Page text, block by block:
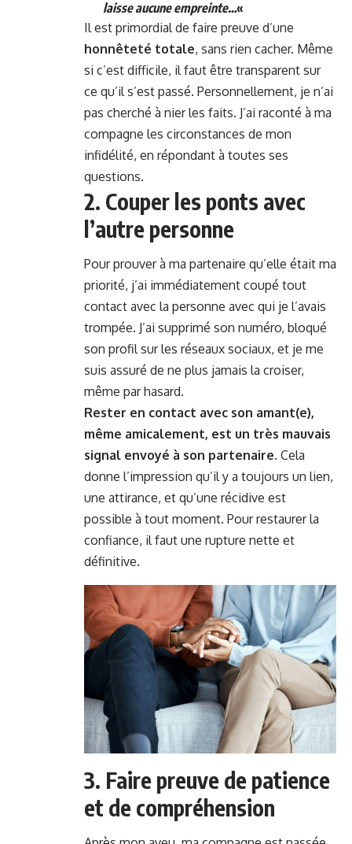
laisse aucune empreinte…«
Il est primordial de faire preuve d’une
honnêteté totale, sans rien cacher. Même
si c’est difficile, il faut être transparent sur
ce qu’il s’est passé. Personnellement, je n’ai
pas cherché à nier les faits. J’ai raconté à ma
compagne les circonstances de mon
infidélité, en répondant à toutes ses
questions.
2. Couper les ponts avec
l’autre personne
Pour prouver à ma partenaire qu’elle était ma
priorité, j’ai immédiatement coupé tout
contact avec la personne avec qui je l’avais
trompée. J’ai supprimé son numéro, bloqué
son profil sur les réseaux sociaux, et je me
suis assuré de ne plus jamais la croiser,
même par hasard.
Rester en contact avec son amant(e),
même amicalement, est un très mauvais
signal envoyé à son partenaire. Cela
donne l’impression qu’il y a toujours un lien,
une attirance, et qu’une récidive est
possible à tout moment. Pour restaurer la
confiance, il faut une rupture nette et
définitive.
3. Faire preuve de patience
et de compréhension